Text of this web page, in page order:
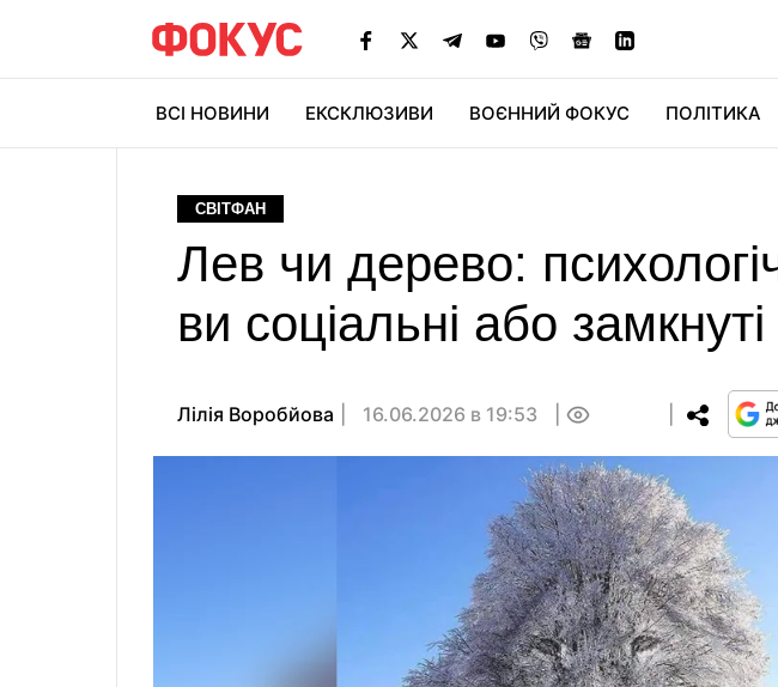
ВСІ НОВИНИ ЕКСКЛЮЗИВИ ВОЄННИЙ ФОКУС ПОЛІТИКА
СВІТФАН
Лев чи дерево:
ви соціальні або замкнуті
Лілія Воробйова 16.06.2026 в 19:53